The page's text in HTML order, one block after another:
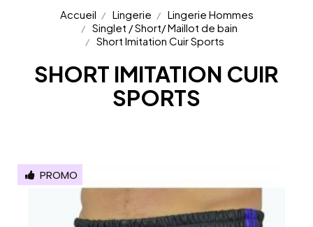
Accueil Lingerie
Lingerie Hommes
Singlet / Short/ Maillot de bain
Short Imitation Cuir Sports
SHORT IMITATION CUIR
SPORTS
PROMO